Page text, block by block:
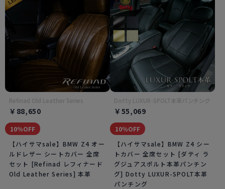
Refinad Old Leather Series
￥88,650
10％OFF
【ハイサマsale】BMW Z4 オー
ルドレザー シートカバー 全席
セット [Refinad レフィナード
Old Leather Series] 本革
Dotty LUXUR-SPOLT本革パンチング
￥55,069
10％OFF
【ハイサマsale】BMW Z4 シー
トカバー 全席セット [ダティ ラ
グジュアスポルト本革パンチン
グ] Dotty LUXUR-SPOLT本革
パンチング